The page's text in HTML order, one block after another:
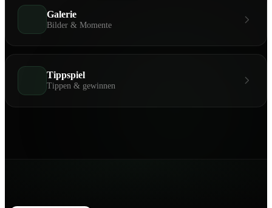
Galerie
Bilder & Momente
Tippspiel
Tippen & gewinnen